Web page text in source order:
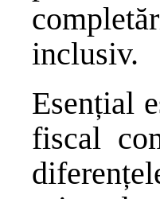
inclusiv.
Esențial
fiscal